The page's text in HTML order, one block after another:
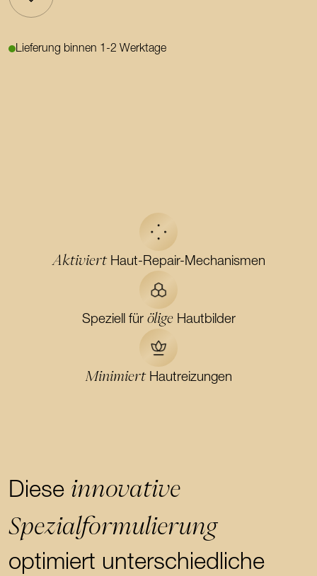
Lieferung binnen 1-2 Werktage
AktiviertHaut-Repair-Mechanismen
Speziell für öligeHautbilder
MinimiertHautreizungen
Diese innovative
Spezialformulierung
optimiert unterschiedliche